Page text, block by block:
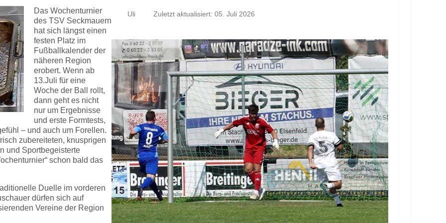
Das Wochenturnier
des TSV Seckmauern
hat sich längst einen
festen Platz im
Fußballkalender der
näheren Region
erobert. Wenn ab
13.Juli für eine
Woche der Ball rollt,
dann geht es nicht
nur um Ergebnisse
und erste Formtests,
– und auch um Forellen.
zubereiteten, knusprigen
und Sportbegeisterte
schon bald das
Duelle im vorderen
dürfen sich auf
Vereine der Region
Uli Zuletzt aktualisiert: 05. Juli 2026